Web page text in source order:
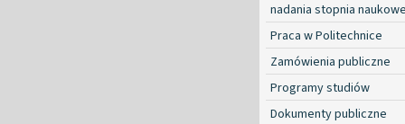
nadania stopnia
Praca w Politechnice
Zamówienia publiczne
Programy studiów
Dokumenty publiczne